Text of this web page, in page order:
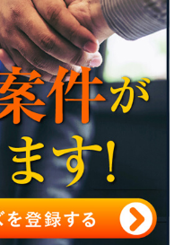
業承継の案件例
継時におすすめの相談先
に役立つ公的機関4選
継のまとめ